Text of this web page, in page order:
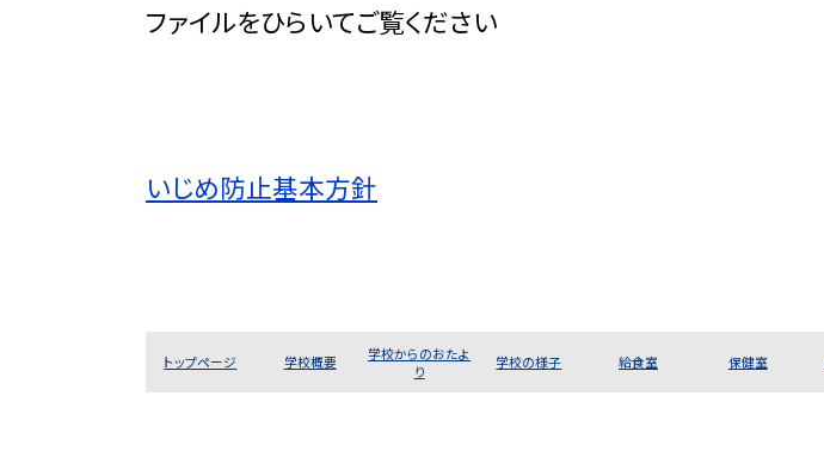
ファイルをひらいてご覧ください
いじめ防止基本方針
トップページ 学校概要
学校からのおたよ
り
学校の様子 給食室 保健室